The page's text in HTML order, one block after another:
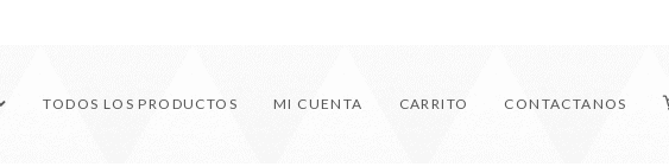
TODOS LOS PRODUCTOS MI CUENTA CARRITO CONTACTANOS